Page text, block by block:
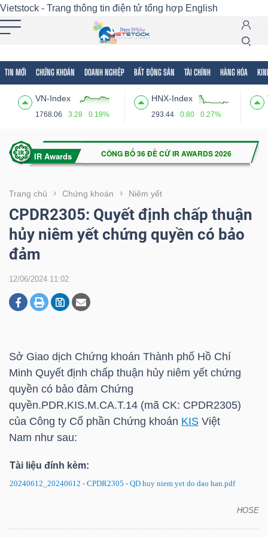
Vietstock - Trang thông tin điện tử tổng hợp English
TIN MỚI CHỨNG KHOÁN DOANH NGHIỆP BẤT ĐỘNG SẢN TÀI CHÍNH HÀNG HÓA
VN-Index
1768.06 3.28 0.19%
HNX-Index
293.44 0.80 0.27%
Trang chủ Chứng khoán Niêm yết
CPDR2305: Quyết định chấp thuận
hủy niêm yết chứng quyền có bảo
đảm
12/06/2024 11:02
Sở Giao dịch Chứng khoán Thành phố Hồ Chí
Minh Quyết định chấp thuận hủy niêm yết chứng
quyền có bảo đảm Chứng
quyền.PDR.KIS.M.CA.T.14 (mã CK: CPDR2305)
của Công ty Cổ phần Chứng khoán KIS Việt
Nam như sau:
Tài liệu đính kèm:
20240612_20240612 - CPDR2305 - QD huy niem yet do dao han.pdf
HOSE
Tất cả Tính năng Ngành Mã chứng khoán
Tính
(-)
VIETSTOCK
CHỨNG
KHOÁN
DOANH
BẤT
ĐỘNG
SẢN
TÀI
CHÍNH